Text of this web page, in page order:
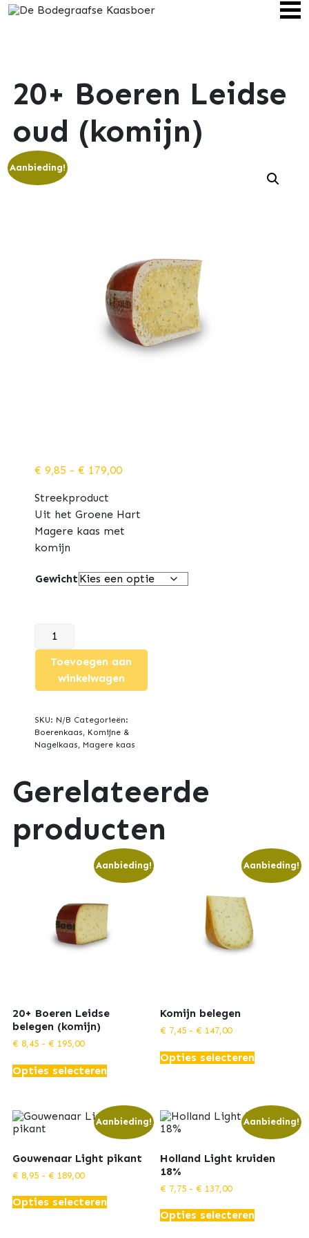
20+ Boeren Leidse
oud (komijn)
Aanbieding!
€ 9,85 - € 179,00Prijsklasse:
€ 179,00
Streekproduct
Uit het Groene Hart
Magere kaas met
komijn
Gewicht
Boeren
Leidse
aantal
Toevoegen aan
winkelwagen
SKU: N/B Categorieën:
Boerenkaas, Komijne &
Nagelkaas, Magere kaas
Gerelateerde
producten
Aanbieding!
20+ Boeren Leidse
belegen (komijn)
€ 8,45 - € 195,00Prijsklasse:
tot
€ 195,00
Opties selecterenproduct
variaties.
Deze
optie
gekozen
de
productpagina
Aanbieding!
Komijn belegen
€ 7,45 - € 147,00Prijsklasse:
tot
€ 147,00
Opties selecterenproduct
Deze
optie
worden
Aanbieding!
Gouwenaar Light pikant
€ 8,95 - € 189,00Prijsklasse:
tot
€ 189,00
Opties selecterenproduct
Aanbieding!
Holland Light kruiden
18%
€ 7,75 - € 137,00Prijsklasse:
tot
€ 137,00
Opties selecterenproduct